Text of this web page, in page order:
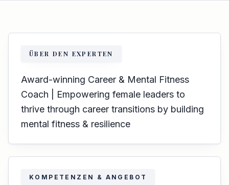
ÜBER DEN EXPERTEN
Award-winning Career & Mental Fitness
Coach | Empowering female leaders to
thrive through career transitions by building
mental fitness & resilience
KOMPETENZEN & ANGEBOT